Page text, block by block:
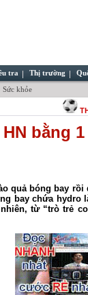
tra Thị trường
Sức khỏe
bằng 1
quả bóng bay rồi
bay chứa hydro
từ “trò trẻ